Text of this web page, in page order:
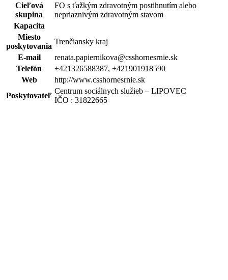
Cieľová
skupina
FO s ťažkým zdravotným postihnutím alebo
nepriaznivým zdravotným stavom
Kapacita
Miesto
poskytovania
Trenčiansky kraj
E-mail
renata.papiernikova@csshornesrnie.sk
Telefón
+421326588387, +421901918590
Web
http://www.csshornesrnie.sk
Poskytovateľ
Centrum sociálnych služieb – LIPOVEC
IČO : 31822665